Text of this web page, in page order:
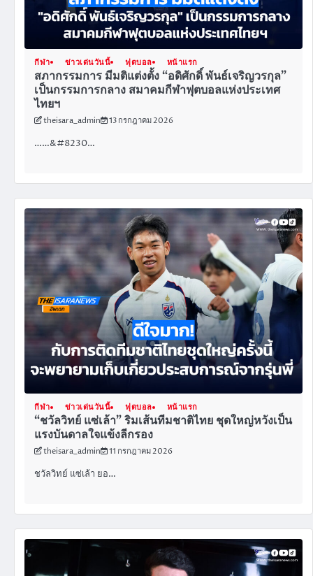
กีฬา ข่าวเด่นวันนี้ ฟุตบอล หน้าแรก
สภากรรมการ มีมติแต่งตั้ง “อดิศักดิ์ พันธ์เจริญวรกุล”
เป็นกรรมการกลาง สมาคมกีฬาฟุตบอลแห่งประเทศ
ไทยฯ
theisara_admin 13 กรกฎาคม 2026
……&#8230…
กีฬา ข่าวเด่นวันนี้ ฟุตบอล หน้าแรก
“ชวัลวิทย์ แซ่เล้า” ริมเส้นทีมชาติไทย ชุดใหญ่หวังเป็น
แรงบันดาลใจแข้งลีกรอง
theisara_admin 11 กรกฎาคม 2026
ชวัลวิทย์ แซ่เล้า ยอ…